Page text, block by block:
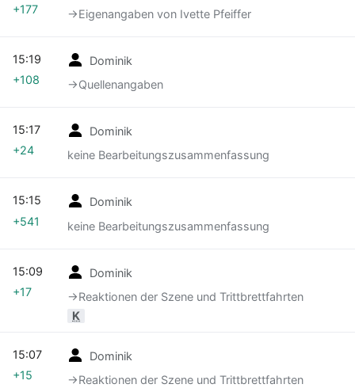
→‎Eigenangaben von Ivette Pfeiffer
+177
Dominik
→‎Quellenangaben
15:19
+108
Dominik
keine Bearbeitungszusammenfassung
15:17
+24
Dominik
keine Bearbeitungszusammenfassung
15:15
+541
Dominik
→‎Reaktionen der Szene und Trittbrettfahrten
K
15:09
+17
Dominik
→‎Reaktionen der Szene und Trittbrettfahrten
15:07
+15